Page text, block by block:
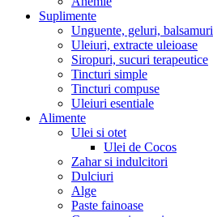
Suplimente
Unguente, geluri, balsamuri
Uleiuri, extracte uleioase
Siropuri, sucuri terapeutice
Tincturi simple
Tincturi compuse
Uleiuri esentiale
Alimente
Ulei si otet
Ulei de Cocos
Zahar si indulcitori
Dulciuri
Alge
Paste fainoase